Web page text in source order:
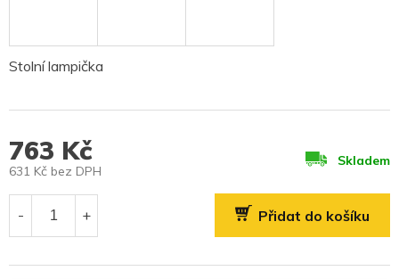
Stolní lampička
763 Kč
631 Kč bez DPH
Skladem
Přidat do košíku